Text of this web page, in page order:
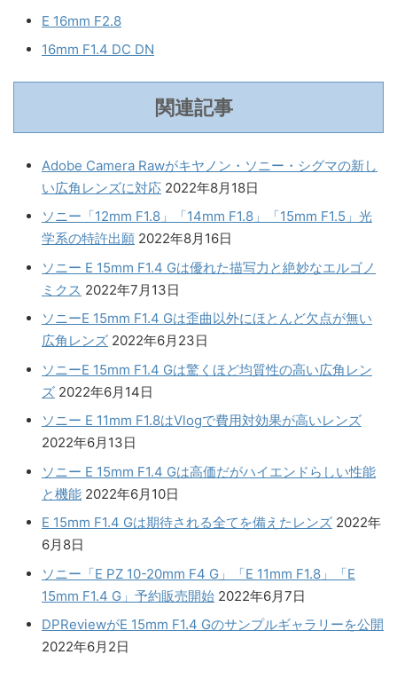
E 16mm F2.8
16mm F1.4 DC DN
関連記事
Adobe Camera Rawがキヤノン・ソニー・シグマの新し
い広角レンズに対応 2022年8月18日
ソニー「12mm F1.8」「14mm F1.8」「15mm F1.5」光
学系の特許出願 2022年8月16日
ソニー E 15mm F1.4 Gは優れた描写力と絶妙なエルゴノ
ミクス 2022年7月13日
ソニーE 15mm F1.4 Gは歪曲以外にほとんど欠点が無い
広角レンズ 2022年6月23日
ソニーE 15mm F1.4 Gは驚くほど均質性の高い広角レン
ズ 2022年6月14日
ソニー E 11mm F1.8はVlogで費用対効果が高いレンズ
2022年6月13日
ソニー E 15mm F1.4 Gは高価だがハイエンドらしい性能
と機能 2022年6月10日
E 15mm F1.4 Gは期待される全てを備えたレンズ 2022年
6月8日
ソニー「E PZ 10-20mm F4 G」「E 11mm F1.8」「E
15mm F1.4 G」予約販売開始 2022年6月7日
DPReviewがE 15mm F1.4 Gのサンプルギャラリーを公開
2022年6月2日